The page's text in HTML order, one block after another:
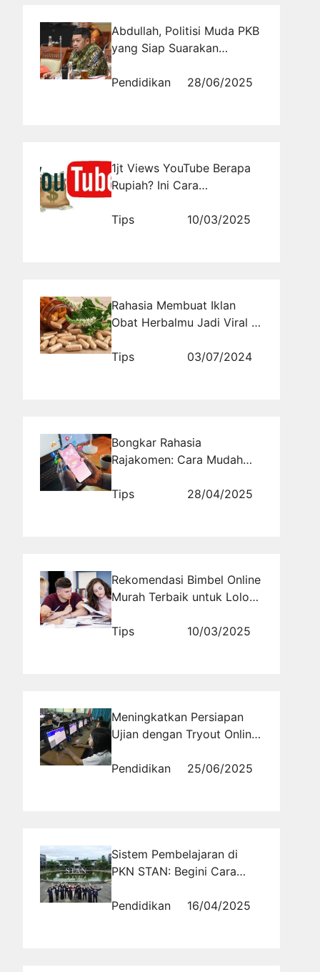
Abdullah, Politisi Muda PKB
yang Siap Suarakan
Pendidikan
28/06/2025
1jt Views YouTube Berapa
Rupiah? Ini Cara
Tips
10/03/2025
Rahasia Membuat Iklan
Obat Herbalmu Jadi Viral di
Tips
03/07/2024
Bongkar Rahasia
Rajakomen: Cara Mudah
Meledak
Tips 28/04/2025
Rekomendasi Bimbel Online
Murah Terbaik untuk Lolos
Tips
10/03/2025
Meningkatkan Persiapan
Ujian dengan Tryout Online
Pendidikan
25/06/2025
Sistem Pembelajaran di
PKN STAN: Begini Cara
Pendidikan
16/04/2025